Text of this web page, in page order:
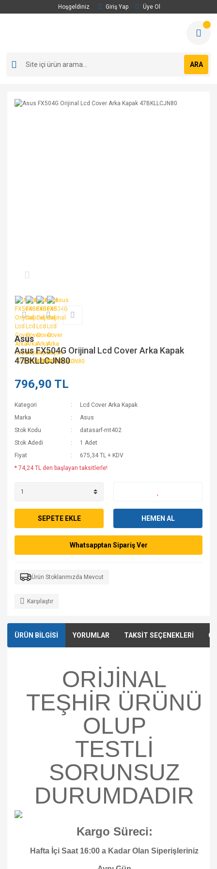
Hoşgeldiniz Giriş Yap Üye Ol
ARA
Asus
Asus FX504G Orijinal Lcd Cover Arka Kapak
47BKLLCJN80
796,90 TL
Kategori
Lcd Cover Arka Kapak
Marka
Asus
Stok Kodu
datasarf-mt402
Stok Adedi
1 Adet
Fiyat
675,34 TL + KDV
* 74,24 TL den başlayan taksitlerle!
SEPETE EKLE HEMEN AL
Whatsapptan Sipariş Ver
Ürün Stoklarımızda Mevcut
Karşılaştır
ÜRÜN BİLGİSİ YORUMLAR TAKSİT SEÇENEKLERİ
ORİJİNAL
TEŞHİR ÜRÜNÜ
OLUP
TESTLİ
SORUNSUZ
DURUMDADIR
Kargo Süreci:
Hafta İçi Saat 16:00 a Kadar Olan Siperişleriniz